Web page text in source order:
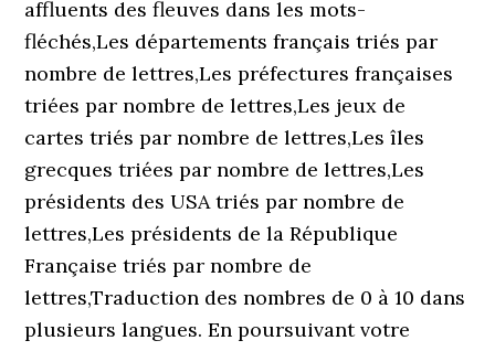
affluents des fleuves dans les mots-
fléchés,Les départements français triés par
nombre de lettres,Les préfectures françaises
triées par nombre de lettres,Les jeux de
cartes triés par nombre de lettres,Les îles
grecques triées par nombre de lettres,Les
présidents des USA triés par nombre de
lettres,Les présidents de la République
Française triés par nombre de
lettres,Traduction des nombres de 0 à 10 dans
plusieurs langues. En poursuivant votre